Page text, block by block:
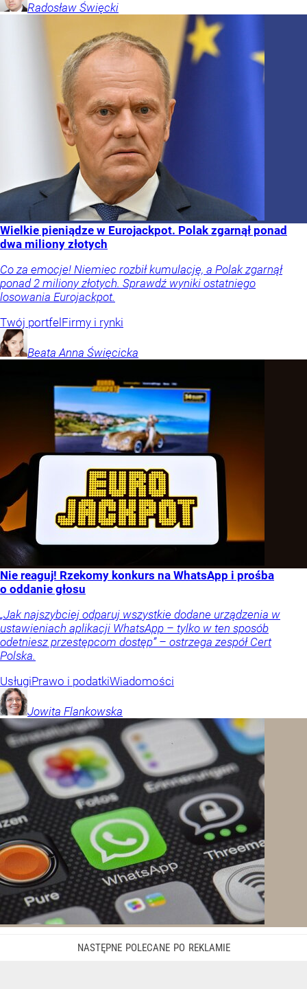
Radosław Święcki
Wielkie pieniądze w Eurojackpot. Polak zgarnął ponad
dwa miliony złotych
Co za emocje! Niemiec rozbił kumulację, a Polak zgarnął
ponad 2 miliony złotych. Sprawdź wyniki ostatniego
losowania Eurojackpot.
Twój portfel Firmy i rynki
Beata Anna Święcicka
Nie reaguj! Rzekomy konkurs na WhatsApp i prośba
o oddanie głosu
„Jak najszybciej odparuj wszystkie dodane urządzenia w
ustawieniach aplikacji WhatsApp – tylko w ten sposób
odetniesz przestępcom dostęp” – ostrzega zespół Cert
Polska.
UsługiPrawo i podatkiWiadomości
Jowita Flankowska